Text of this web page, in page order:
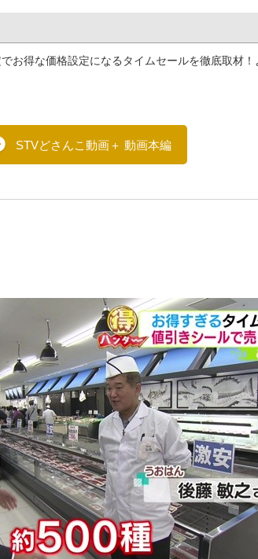
得な価格設定になるタイムセールを徹底取材
STVどさんこ動画＋ 動画本編